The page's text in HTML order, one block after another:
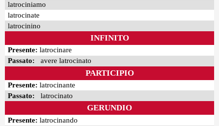
latrociniamo
latrocinate
latrocinino
INFINITO
Presente: latrocinare
Passato: avere latrocinato
PARTICIPIO
Presente: latrocinante
Passato: latrocinato
GERUNDIO
Presente: latrocinando